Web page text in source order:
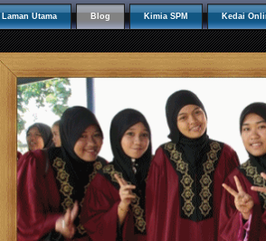
Laman Utama Blog Kimia SPM Kedai